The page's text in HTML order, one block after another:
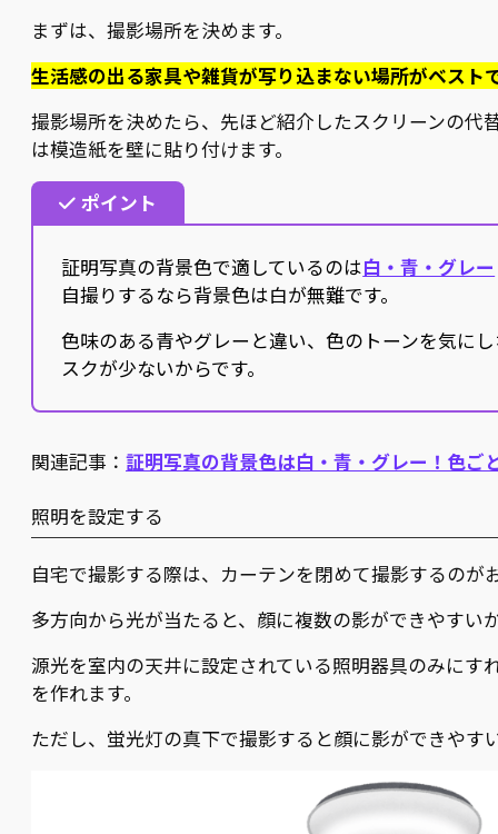
まずは、撮影場所を決めます。
生活感の出る家具や雑貨が写り込まない場所がベスト
撮影場所を決めたら、先ほど紹介したスクリーンの代
は模造紙を壁に貼り付けます。
ポイント
証明写真の背景色で適しているのは白・青・グレー
自撮りするなら背景色は白が無難です。
色味のある青やグレーと違い、色のトーンを気に
スクが少ないからです。
関連記事： 証明写真の背景色は白・青・グレー！色ご
照明を設定する
自宅で撮影する際は、カーテンを閉めて撮影するのが
多方向から光が当たると、顔に複数の影ができやすい
源光を室内の天井に設定されている照明器具のみにす
を作れます。
ただし、蛍光灯の真下で撮影すると顔に影ができやす